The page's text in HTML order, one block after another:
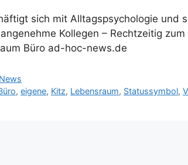
sich mit Alltagspsychologie und
Kollegen – Rechtzeitig
Büro ad-hoc-news.de
,eigene, Kitz, Lebensraum, Statussymbol,